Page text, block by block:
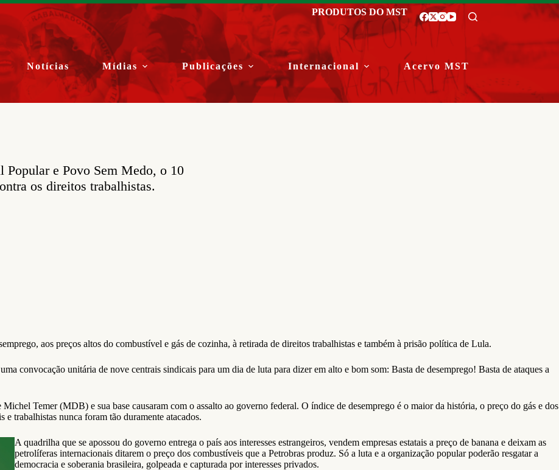
PRODUTOS DO MST
Notícias Mídias Publicações Internacional Acervo MST
Popular e Povo Sem Medo, o 10
os direitos trabalhistas.
aos preços altos do combustível e gás de cozinha, à retirada de direitos trabalhistas e também à prisão política de Lula.
convocação unitária de nove centrais sindicais para um dia de luta para dizer em alto e bom som: Basta de desemprego! Basta de ataques a
Temer (MDB) e sua base causaram com o assalto ao governo federal. O índice de desemprego é o maior da história, o preço do gás e dos
trabalhistas nunca foram tão duramente atacados.
A quadrilha que se apossou do governo entrega o país aos interesses estrangeiros, vendem empresas estatais a preço de banana e deixam as
petrolíferas internacionais ditarem o preço dos combustíveis que a Petrobras produz. Só a luta e a organização popular poderão resgatar a
democracia e soberania brasileira, golpeada e capturada por interesses privados.